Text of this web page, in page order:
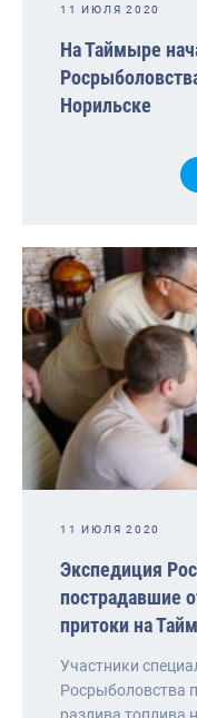
11 ИЮЛЯ 2020
На Таймыре
Норильске
11 ИЮЛЯ 2020
Экспедиция
пострадавшие
притоки на
Участники
Росрыболовства
разлива топлива